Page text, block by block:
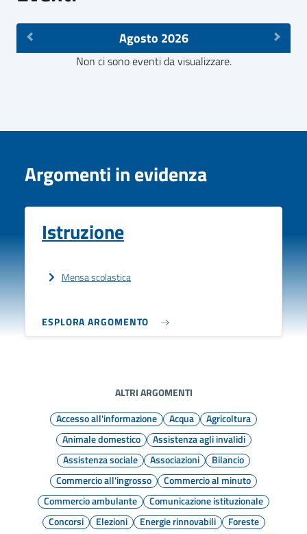
Agosto 2026
Non ci sono eventi da visualizzare.
Argomenti in evidenza
Istruzione
Mensa scolastica
ESPLORA ARGOMENTO
ALTRI ARGOMENTI
Accesso all'informazione
Acqua
Agricoltura
Animale domestico
Assistenza agli invalidi
Assistenza sociale
Associazioni
Bilancio
Commercio all'ingrosso
Commercio al minuto
Commercio ambulante
Comunicazione istituzionale
Concorsi
Elezioni Energie rinnovabili
Foreste